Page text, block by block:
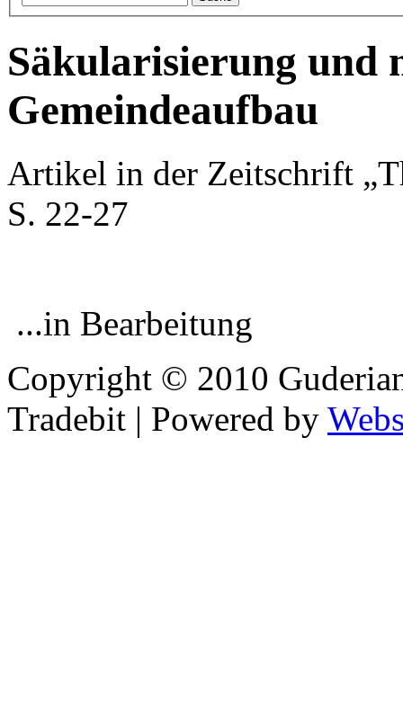
Säkularisierung und
Gemeindeaufbau
Artikel in der Zeitschrift
S. 22-27
...in Bearbeitung
Copyright © 2010
Tradebit | Powered by